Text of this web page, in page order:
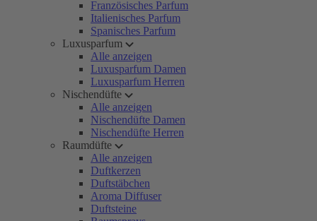
Französisches Parfum
Italienisches Parfum
Spanisches Parfum
Luxusparfum
Alle anzeigen
Luxusparfum Damen
Luxusparfum Herren
Nischendüfte
Alle anzeigen
Nischendüfte Damen
Nischendüfte Herren
Raumdüfte
Alle anzeigen
Duftkerzen
Duftstäbchen
Aroma Diffuser
Duftsteine